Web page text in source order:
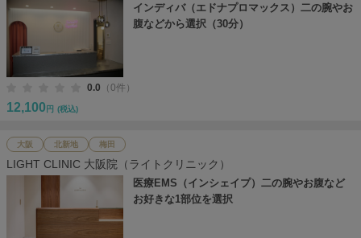
インディバ（エドナプロマックス）二の腕やお
腹などから選択（30分）
0.0 （0件）
12,100 円 (税込)
大阪 北新地 梅田
LIGHT CLINIC 大阪院（ライトクリニック）
医療EMS（インシェイプ）二の腕やお腹など
お好きな1部位を選択